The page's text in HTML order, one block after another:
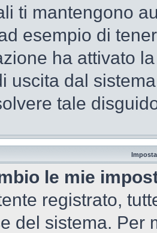
ti mantengono
esempio di
ha attivato
uscita dal
tale
le mie
registrato,
del sistema. Per